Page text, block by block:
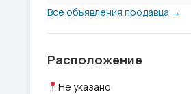
Все объявления продавца →
Расположение
Не указано